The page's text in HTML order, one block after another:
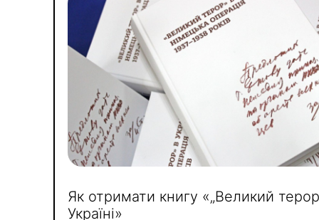
Як отримати книгу «„Великий
Україні»